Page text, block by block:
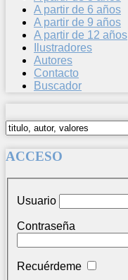
A partir de 6 años
A partir de 9 años
A partir de 12 años
Ilustradores
Autores
Contacto
Buscador
ACCESO
Usuario
Contraseña
Recuérdeme